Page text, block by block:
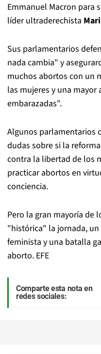
Emmanuel Macron para
líder ultraderechista
Sus parlamentarios
nada cambia" y
muchos abortos con un
las mujeres y una mayor
embarazadas".
Algunos parlamentarios
dudas sobre si la
contra la libertad de los
practicar abortos en
conciencia.
Pero la gran mayoría de
"histórica" la jornada,
feminista y una batalla
aborto. EFE
Comparte esta nota en
redes sociales: